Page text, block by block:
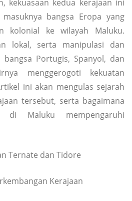
kekuasaan kedua kerajaan ini
bangsa Eropa yang
kolonial ke wilayah Maluku.
lokal, serta manipulasi dan
Portugis, Spanyol, dan
menggerogoti kekuatan
ini akan mengulas sejarah
tersebut, serta bagaimana
di Maluku mempengaruhi
Ternate dan Tidore
Kerajaan